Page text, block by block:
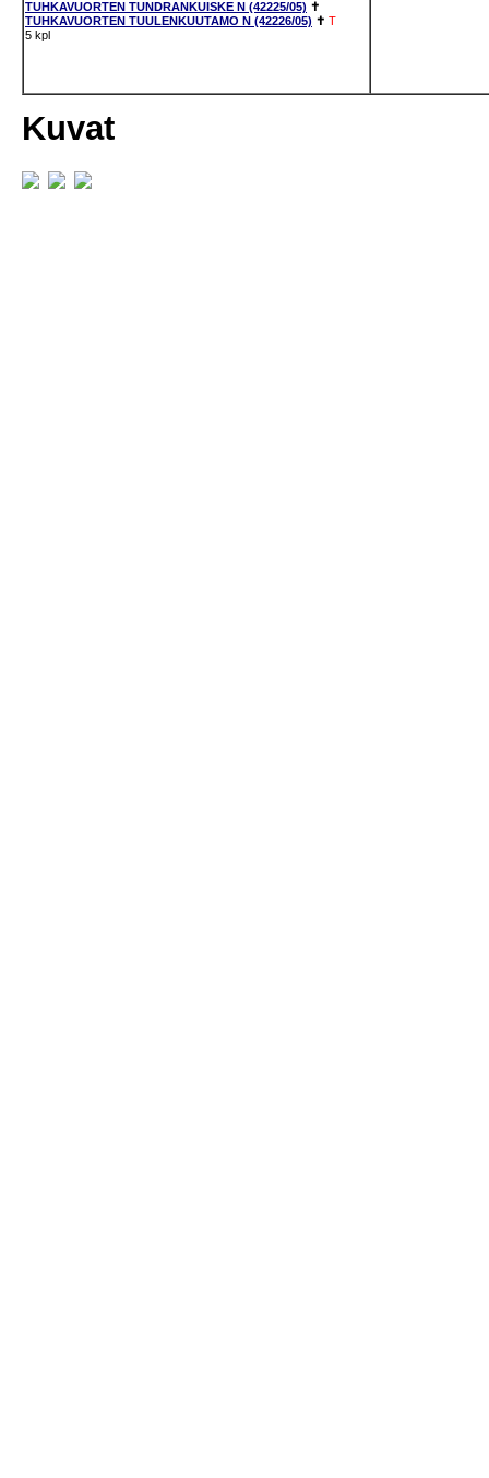
TUHKAVUORTEN TUNDRANKUISKE N (42225/05) ✝
TUHKAVUORTEN TUULENKUUTAMO N (42226/05) ✝ T
5 kpl
Kuvat